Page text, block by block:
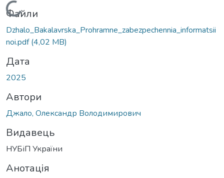
Вантажиться...
Файли
Dzhalo_Bakalavrska_Prohramne_zabezpechennia_informatsii
noi.pdf(4,02 MB)
Дата
2025
Автори
Джало, Олександр Володимирович
Видавець
НУБіП України
Анотація